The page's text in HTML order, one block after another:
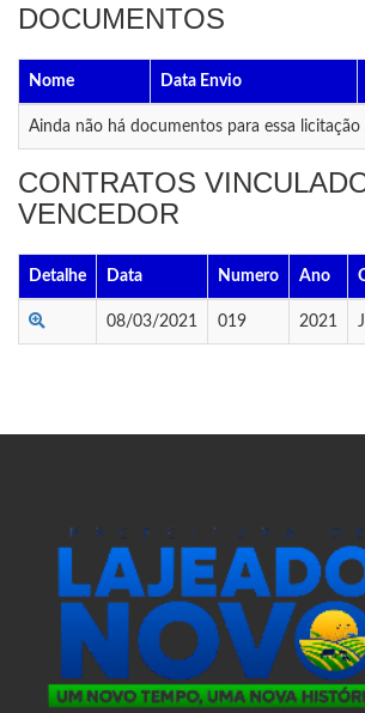
DOCUMENTOS
Nome Data Envio
Ainda não há documentos para essa
CONTRATOS
VENCEDOR
Detalhe Data Numero Ano
08/03/2021 019 2021